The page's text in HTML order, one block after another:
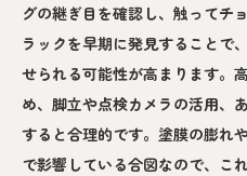
グの継ぎ目を確認し、触ってチ
ラックを早期に発見することで
せられる可能性が高まります。
め、脚立や点検カメラの活用、
すると合理的です。塗膜の膨れ
で影響している合図なので、こ